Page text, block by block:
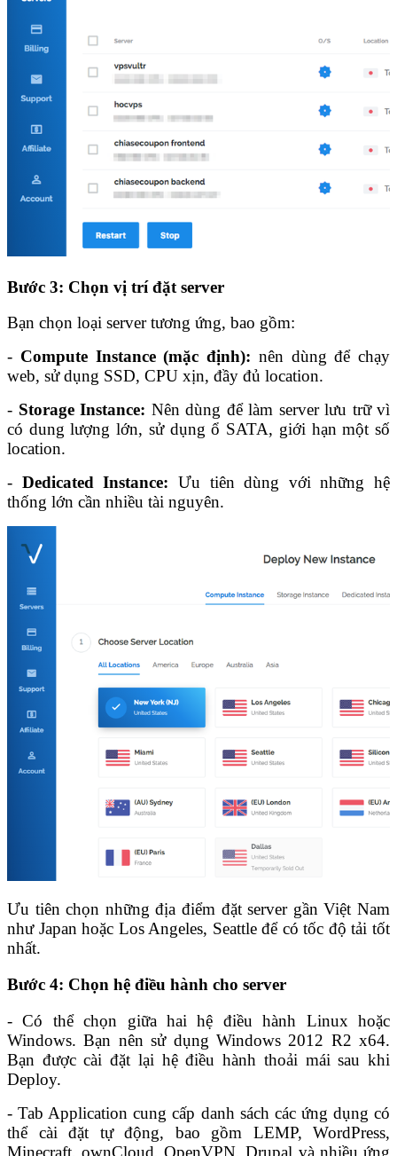
Bước 3: Chọn vị trí đặt server
Bạn chọn loại server tương ứng, bao gồm:
- Compute Instance (mặc định): nên dùng để chạy
web, sử dụng SSD, CPU xịn, đầy đủ location.
- Storage Instance: Nên dùng để làm server lưu trữ vì
có dung lượng lớn, sử dụng ổ SATA, giới hạn một số
location.
- Dedicated Instance: Ưu tiên dùng với những hệ
thống lớn cần nhiều tài nguyên.
Ưu tiên chọn những địa điểm đặt server gần Việt Nam
như Japan hoặc Los Angeles, Seattle để có tốc độ tải tốt
nhất.
Bước 4: Chọn hệ điều hành cho server
- Có thể chọn giữa hai hệ điều hành Linux hoặc
Windows. Bạn nên sử dụng Windows 2012 R2 x64.
Bạn được cài đặt lại hệ điều hành thoải mái sau khi
Deploy.
- Tab Application cung cấp danh sách các ứng dụng có
thể cài đặt tự động, bao gồm LEMP, WordPress,
Minecraft, ownCloud, OpenVPN, Drupal và nhiều ứng